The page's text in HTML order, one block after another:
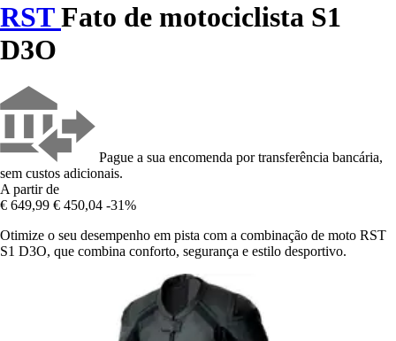
RSTFato de motociclista S1
D3O
Pague a sua encomenda por transferência bancária,
sem custos adicionais.
A partir de
€ 649,99 € 450,04 -31%
Otimize o seu desempenho em pista com a combinação de moto RST
S1 D3O, que combina conforto, segurança e estilo desportivo.